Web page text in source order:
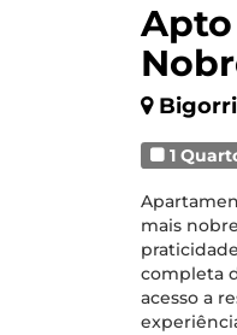
1
mais
completa
acesso a